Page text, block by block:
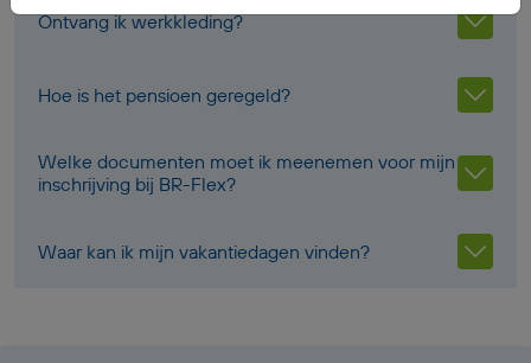
Ontvang ik werkkleding?
Hoe is het pensioen geregeld?
Welke documenten moet ik meenemen voor mijn
inschrijving bij BR-Flex?
Waar kan ik mijn vakantiedagen vinden?